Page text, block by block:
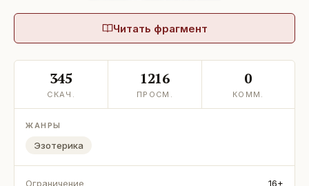
Читать фрагмент
345
СКАЧ.
1216
ПРОСМ.
0
КОММ.
ЖАНРЫ
Эзотерика
Ограничение
16+